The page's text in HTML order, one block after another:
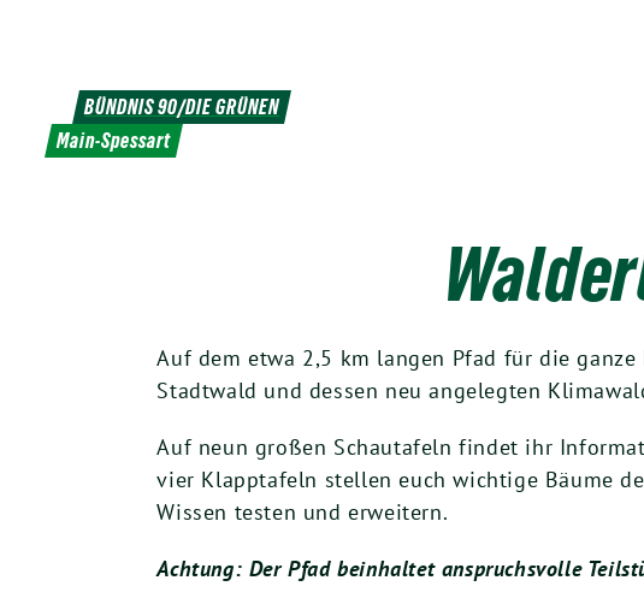
BÜNDNIS 90/DIE GRÜNEN
Main-Spessart
Auf dem etwa 2,5 km langen Pfad für die
Stadtwald und dessen neu angelegten
Auf neun großen Schautafeln findet ihr
vier Klapptafeln stellen euch wichtige Bäume
Wissen testen und erweitern.
Achtung: Der Pfad beinhaltet anspruchsvolle